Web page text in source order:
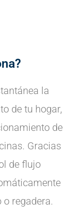
la
de tu hogar,
de
Gracias
de flujo
regadera.